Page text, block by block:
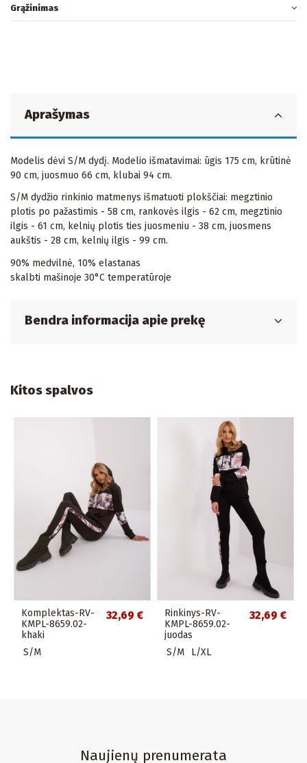
Grąžinimas
Aprašymas
Modelis dėvi S/M dydį. Modelio išmatavimai: ūgis 175 cm, krūtinė
90 cm, juosmuo 66 cm, klubai 94 cm.
S/M dydžio rinkinio matmenys išmatuoti plokščiai: megztinio
plotis po pažastimis - 58 cm, rankovės ilgis - 62 cm, megztinio
ilgis - 61 cm, kelnių plotis ties juosmeniu - 38 cm, juosmens
aukštis - 28 cm, kelnių ilgis - 99 cm.
90% medvilnė, 10% elastanas
skalbti mašinoje 30°C temperatūroje
Bendra informacija apie prekę
Kitos spalvos
Komplektas-RV-
KMPL-8659.02-
khaki
32,69 €
S/M
Rinkinys-RV-
KMPL-8659.02-
juodas
32,69 €
S/M L/XL
Naujienų prenumerata